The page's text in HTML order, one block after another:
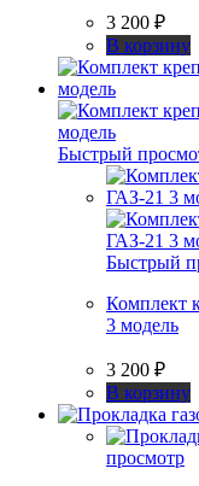
3 200 ₽
В корзину
Быстрый
Быстрый
Комплект
3 модель
3 200 ₽
В корзину
просмотр